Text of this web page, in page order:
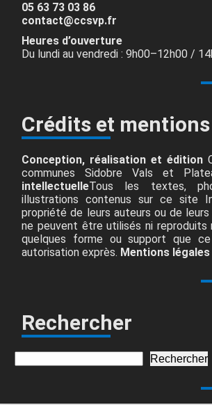
05 63 73 03 86
contact@ccsvp.fr
Heures d’ouverture
Du lundi au vendredi : 9h00–12h00 /
Crédits et
Conception, réalisation et édition
communes Sidobre Vals et
intellectuelleTous les textes,
illustrations contenus sur ce site
propriété de leurs auteurs ou de
ne peuvent être utilisés ni reproduits
quelques forme ou support que
autorisation exprès. Mentions légales
Rechercher
Rechercher